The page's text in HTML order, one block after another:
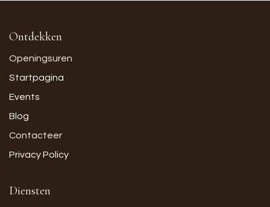
Ontdekken
Openingsuren
Startpagina
Events
Blog
Contacteer
Privacy Policy
Diensten